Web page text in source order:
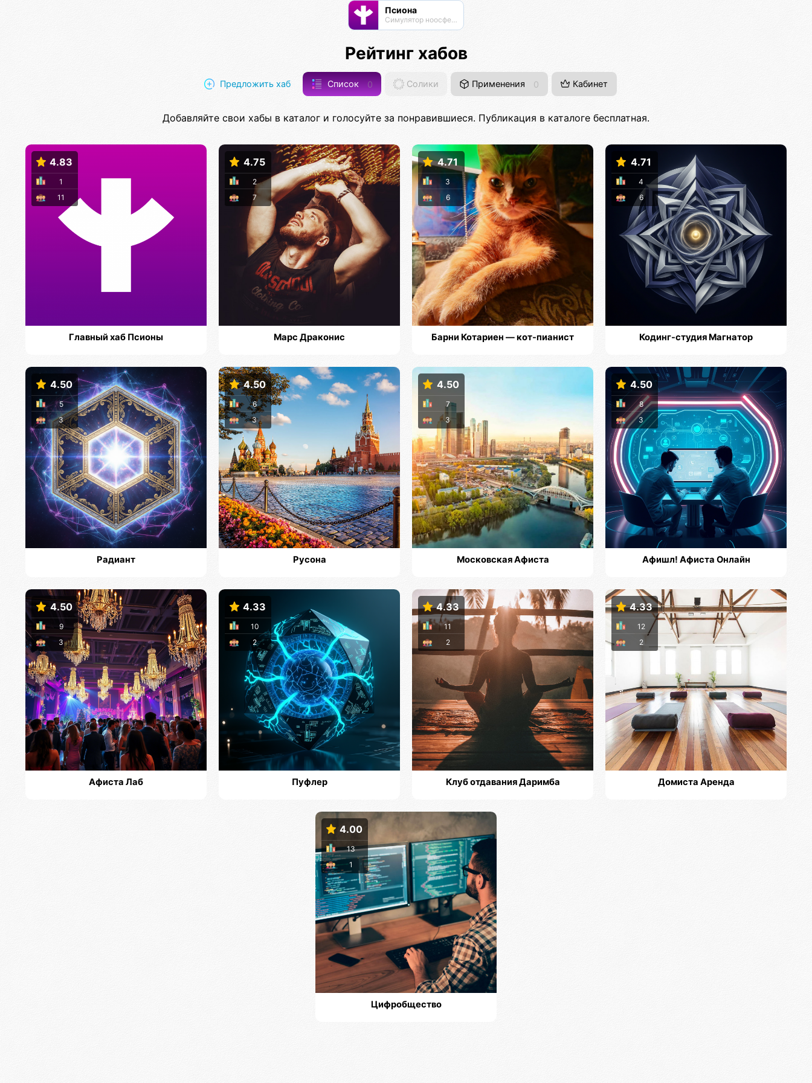
Псиона
Cимулятор ноосферы
Рейтинг хабов
Предложить хаб Список 0 Солики Применения 0 Кабинет
Добавляйте свои хабы в каталог и голосуйте за понравившиеся. Публикация в каталоге бесплатная.
4.83
11
1
Главный хаб Псионы
4.75
7
2
Марс Драконис
4.71
6
3
Барни Котариен — кот-пианист
4.71
6
4
Кодинг-студия Магнатор
4.50
3
5
Радиант
4.50
3
6
Русона
4.50
3
7
Московская Афиста
4.50
3
8
Афишл! Афиста Онлайн
4.50
3
9
Афиста Лаб
4.33
2
10
Пуфлер
4.33
2
11
Клуб отдавания Даримба
4.33
2
12
Домиста Аренда
4.00
1
13
Цифробщество